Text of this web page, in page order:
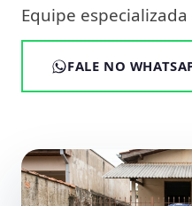
Equipe
FALE NO